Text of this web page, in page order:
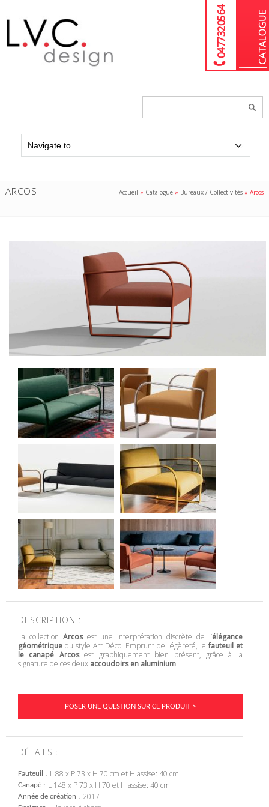
04 77 32 05 64
ARCOS Accueil » Catalogue » Bureaux / Collectivités »Arcos
DESCRIPTION :
La collection Arcosest une interprétation discrète de l’élégance
géométrique du style Art Déco. Emprunt de légèreté, lefauteuil et
le canapé Arcosest graphiquement bien présent, grâce à la
signature de ces deux accoudoirs en aluminium.
POSER UNE QUESTION SUR CE PRODUIT >
DÉTAILS :
Fauteuil L 88 x P 73 x H 70 cm et H assise: 40 cm
Canapé L 148 x P 73 x H 70 et H assise: 40 cm
Année de création 2017